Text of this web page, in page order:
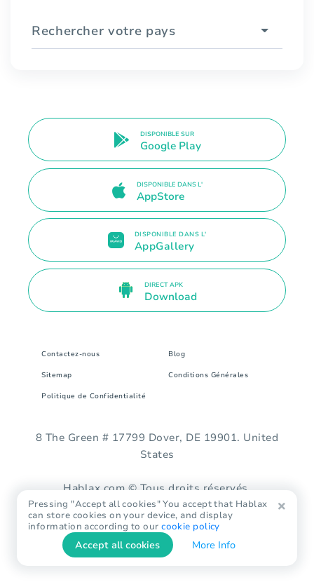
Rechercher votre pays
DISPONIBLE SUR
Google Play
DISPONIBLE DANS L'
AppStore
DISPONIBLE DANS L'
AppGallery
DIRECT APK
Download
Contactez-nous Blog
Sitemap Conditions Générales
Politique de Confidentialité
8 The Green # 17799 Dover, DE 19901. United
States
Hablax.com © Tous droits réservés.
Pressing "Accept all cookies" You accept that Hablax
can store cookies on your device, and display
information according to ourcookie policy
Accept all cookies More Info